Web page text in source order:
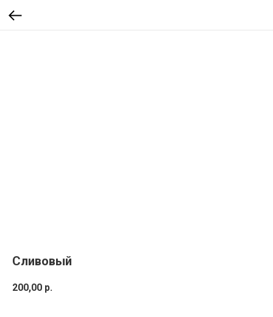
Сливовый
200,00 р.